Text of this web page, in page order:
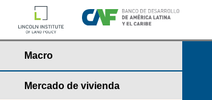
Macro
Mercado de vivienda